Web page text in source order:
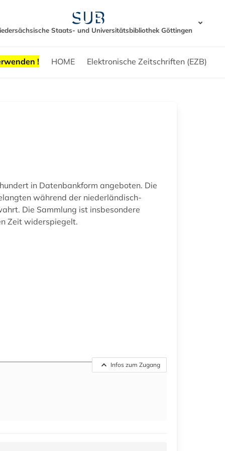
Staats- und Universitätsbibliothek Göttingen
! HOME Elektronische Zeitschriften (EZB)
in Datenbankform angeboten. Die
während der niederländisch-
Die Sammlung ist insbesondere
Zeit widerspiegelt.
Infos zum Zugang